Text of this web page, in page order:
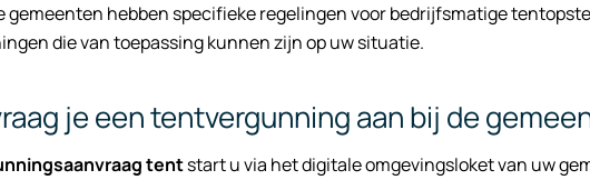
gemeenten hebben specifieke regelingen voor bedrijfsmatige
die van toepassing kunnen zijn op uw situatie.
je een tentvergunning aan bij de
tentstart u via het digitale omgevingsloket van uw